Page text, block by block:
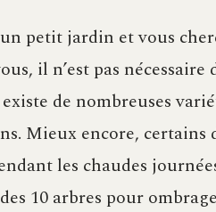
petit jardin et vous
il n’est pas
de nombreuses
Mieux encore, certains
les chaudes
10 arbres pour